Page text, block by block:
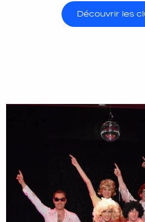
Découvrir les